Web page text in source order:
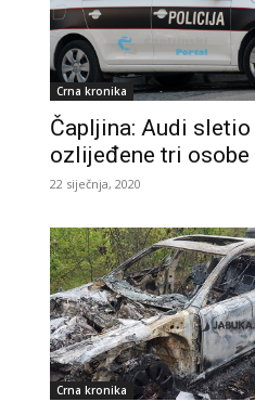
Crna kronika
Čapljina: Audi
ozlijeđene tri osobe
22 siječnja, 2020
Crna kronika